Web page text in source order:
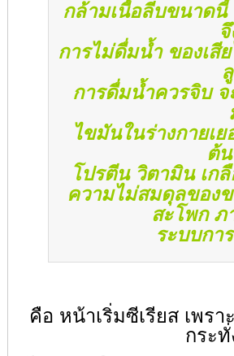
กล้ามเนื้อลีบขนาดนี้
การไม่ดื่มน้ำ ของเสี
การดื่มน้ำควรจิบ จ
ไขมันในร่างกายเ
ต้
โปรตีน วิตามิน เก
ความไม่สมดุลของข
สะโพก ภ
ระบบกา
คือ หน้าเริ่มซีเรียส เพร
กระทั่